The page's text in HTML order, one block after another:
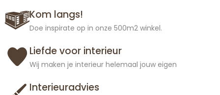
Kom langs!
Doe inspirate op in onze 500m2 winkel.
Liefde voor interieur
Wij maken je interieur helemaal jouw eigen
Interieuradvies